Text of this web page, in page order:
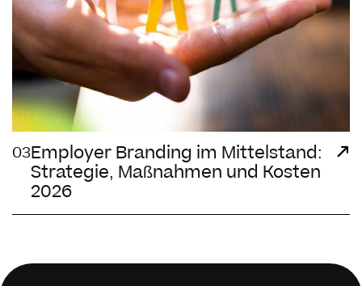
03Employer Branding im Mittelstand:
Strategie, Maßnahmen und Kosten
2026